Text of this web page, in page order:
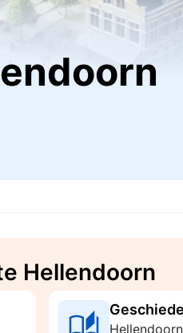
Hellendoorn